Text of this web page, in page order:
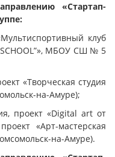
«Стартап-
клуб
SCHOOL”», МБОУ СШ № 5
«Творческая студия
на-Амуре);
проект «Digital art от
«Арт-мастерская
на-Амуре).